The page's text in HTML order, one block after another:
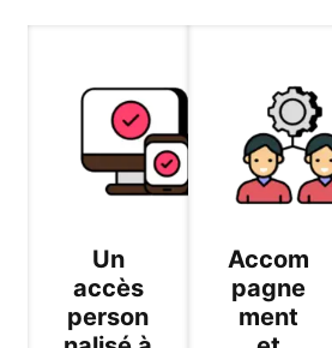
Un
accès
person
Accom
pagne
ment